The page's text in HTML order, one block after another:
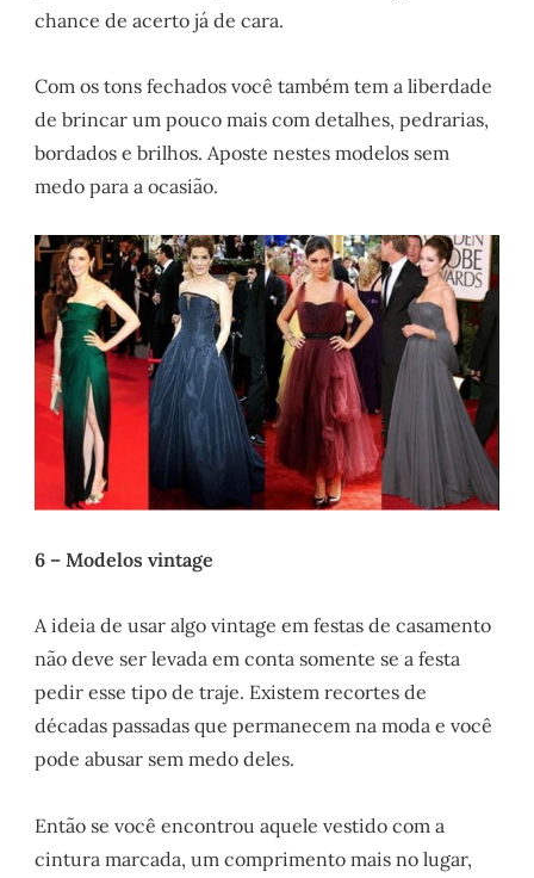
chance de acerto já de cara.
Com os tons fechados você também tem a liberdade
de brincar um pouco mais com detalhes, pedrarias,
bordados e brilhos. Aposte nestes modelos sem
medo para a ocasião.
6 – Modelos vintage
A ideia de usar algo vintage em festas de casamento
não deve ser levada em conta somente se a festa
pedir esse tipo de traje. Existem recortes de
décadas passadas que permanecem na moda e você
pode abusar sem medo deles.
Então se você encontrou aquele vestido com a
cintura marcada, um comprimento mais no lugar,